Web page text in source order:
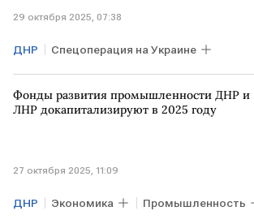
29 октября 2025, 07:38
ДНР Спецоперация на Украине
УКРАИНА Красноармейск ВС РФ
окружение Минобороны РФ
Фонды развития промышленности ДНР и
ЛНР докапитализируют в 2025 году
27 октября 2025, 11:09
ДНР Экономика Промышленность